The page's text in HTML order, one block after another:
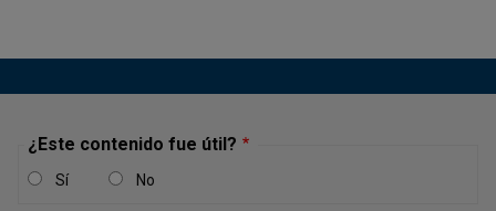
¿Este contenido fue útil?
Sí No